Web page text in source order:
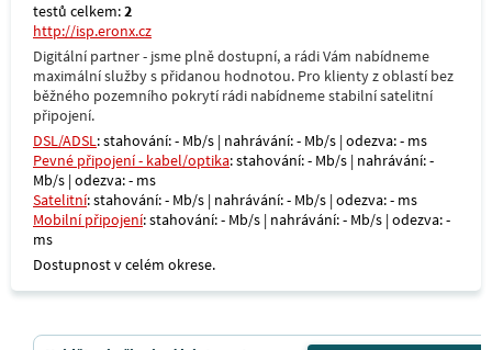
testů celkem:2
http://isp.eronx.cz
Digitální partner - jsme plně dostupní, a rádi Vám nabídneme
maximální služby s přidanou hodnotou. Pro klienty z oblastí bez
běžného pozemního pokrytí rádi nabídneme stabilní satelitní
připojení.
DSL/ADSL: stahování: - Mb/s | nahrávání: - Mb/s | odezva: - ms
Pevné připojení - kabel/optika: stahování: - Mb/s | nahrávání: -
Mb/s | odezva: - ms
Satelitní: stahování: - Mb/s | nahrávání: - Mb/s | odezva: - ms
Mobilní připojení: stahování: - Mb/s | nahrávání: - Mb/s | odezva: -
ms
Dostupnost v celém okrese.